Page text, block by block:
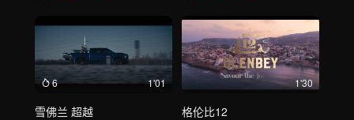
6 1'01
雪佛兰 超越
1'30
格伦比12